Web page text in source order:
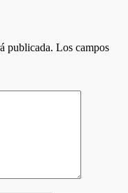
publicada. Los campos